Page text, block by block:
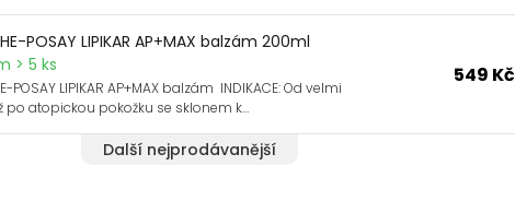
POSAY LIPIKAR AP+MAX balzám 200ml
> 5 ks
POSAY LIPIKAR AP+MAX balzám INDIKACE: Od velmi
po atopickou pokožku se sklonem k…
549 Kč
Další nejprodávanější